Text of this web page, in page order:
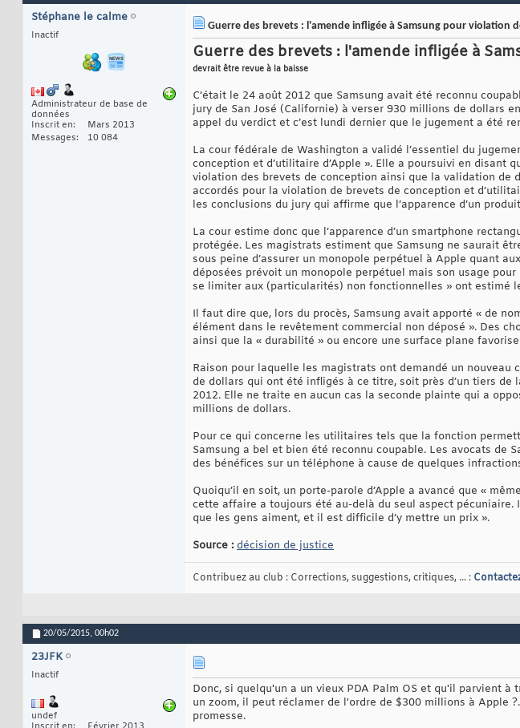
Stéphane le calme
Inactif
Administrateur de base de
données
Inscrit en
Mars 2013
Messages
10 084
Guerre des brevets : l'amende infligée à Samsung pour violation
Guerre des brevets : l'amende infligée à
devrait être revue à la baisse
C’était le 24 août 2012 que Samsung avait été reconnu
jury de San José (Californie) à verser 930 millions de dollars
appel du verdict et c’est lundi dernier que le jugement a été
La cour fédérale de Washington a validé l’essentiel du
conception et d’utilitaire d’Apple ». Elle a poursuivi en disant
violation des brevets de conception ainsi que la validation
accordés pour la violation de brevets de conception et
les conclusions du jury qui affirme que l’apparence d’un
La cour estime donc que l’apparence d’un smartphone
protégée. Les magistrats estiment que Samsung ne saurait
sous peine d’assurer un monopole perpétuel à Apple quant
déposées prévoit un monopole perpétuel mais son usage
se limiter aux (particularités) non fonctionnelles » ont estimé
Il faut dire que, lors du procès, Samsung avait apporté « de
élément dans le revêtement commercial non déposé ». Des
ainsi que la « durabilité » ou encore une surface plane
Raison pour laquelle les magistrats ont demandé un
de dollars qui ont été infligés à ce titre, soit près d’un tiers de
2012. Elle ne traite en aucun cas la seconde plainte qui a
millions de dollars.
Pour ce qui concerne les utilitaires tels que la fonction
Samsung a bel et bien été reconnu coupable. Les avocats de
des bénéfices sur un téléphone à cause de quelques
Quoiqu’il en soit, un porte-parole d’Apple a avancé que «
cette affaire a toujours été au-delà du seul aspect
que les gens aiment, et il est difficile d’y mettre un prix ».
Source : décision de justice
Contribuez au club : Corrections, suggestions, critiques, ... :
20/05/2015, 00h02
23JFK
Inactif
undef
Donc, si quelqu'un a un vieux PDA Palm OS et qu'il parvient
un zoom, il peut réclamer de l'ordre de $300 millions à Apple
promesse.